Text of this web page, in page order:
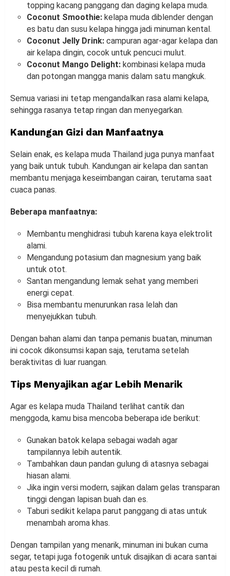
topping kacang panggang dan daging kelapa muda.
Coconut Smoothie: kelapa muda diblender dengan
es batu dan susu kelapa hingga jadi minuman kental.
Coconut Jelly Drink: campuran agar-agar kelapa dan
air kelapa dingin, cocok untuk pencuci mulut.
Coconut Mango Delight: kombinasi kelapa muda
dan potongan mangga manis dalam satu mangkuk.
Semua variasi ini tetap mengandalkan rasa alami kelapa,
sehingga rasanya tetap ringan dan menyegarkan.
Kandungan Gizi dan Manfaatnya
Selain enak, es kelapa muda Thailand juga punya manfaat
yang baik untuk tubuh. Kandungan air kelapa dan santan
membantu menjaga keseimbangan cairan, terutama saat
cuaca panas.
Beberapa manfaatnya:
Membantu menghidrasi tubuh karena kaya elektrolit
alami.
Mengandung potasium dan magnesium yang baik
untuk otot.
Santan mengandung lemak sehat yang memberi
energi cepat.
Bisa membantu menurunkan rasa lelah dan
menyejukkan tubuh.
Dengan bahan alami dan tanpa pemanis buatan, minuman
ini cocok dikonsumsi kapan saja, terutama setelah
beraktivitas di luar ruangan.
Tips Menyajikan agar Lebih Menarik
Agar es kelapa muda Thailand terlihat cantik dan
menggoda, kamu bisa mencoba beberapa ide berikut:
Gunakan batok kelapa sebagai wadah agar
tampilannya lebih autentik.
Tambahkan daun pandan gulung di atasnya sebagai
hiasan alami.
Jika ingin versi modern, sajikan dalam gelas transparan
tinggi dengan lapisan buah dan es.
Taburi sedikit kelapa parut panggang di atas untuk
menambah aroma khas.
Dengan tampilan yang menarik, minuman ini bukan cuma
segar, tetapi juga fotogenik untuk disajikan di acara santai
atau pesta kecil di rumah.